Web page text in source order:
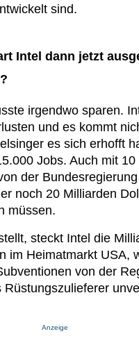
sind.
Intel dann jetzt
irgendwo sparen.
und es kommt
es sich erhofft
Jobs. Auch mit 10
der
noch 20 Milliarden
müssen.
steckt Intel die
im Heimatmarkt USA,
von der
Rüstungszulieferer
Anzeige